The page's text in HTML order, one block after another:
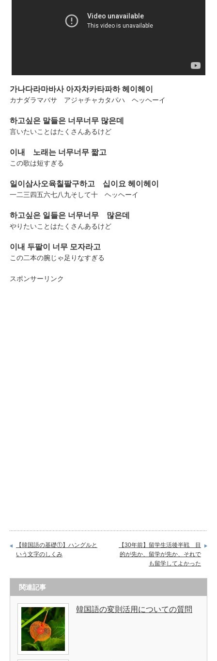
가나다라마바사 아자차카타파하 헤이헤이
カナダラマバサ アジャチャカタパハ ヘッヘーイ
하고싶은 말들은 너무너무 많은데
言いたいことはたくさんあるけど
이내 노래는 너무너무 짧고
この歌は短すぎる
일이삼사오육칠팔구하고 십이요 헤이헤이
一二三四五六七八九そして十 ヘッヘーイ
하고싶은 일들은 너무너무 많은데
やりたいことはたくさんあるけど
이내 두팔이 너무 모자라고
この二本の腕じゃ足りなすぎる
スポンサーリンク
【韓国語の基礎①】ハングルと
いう文字のしくみ
【30年前】留学生活後半戦 目
的が先か、留学が先か、それで
も留学してよかった
関連記事
韓国語の変則活用についての質問